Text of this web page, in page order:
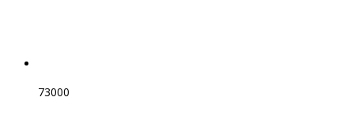
73000